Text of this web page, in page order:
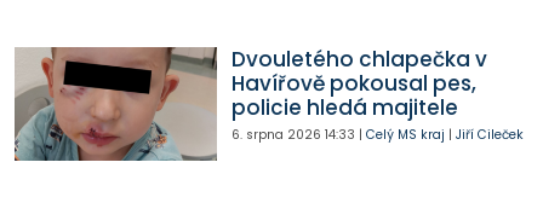
Dvouletého chlapečka v
Havířově pokousal pes,
policie hledá majitele
6. srpna 2026 14:33 | Celý MS kraj | Jiří Cileček